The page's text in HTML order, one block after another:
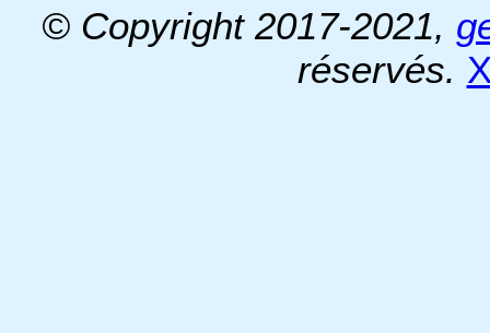
© Copyright 2017-2021,
réservés.